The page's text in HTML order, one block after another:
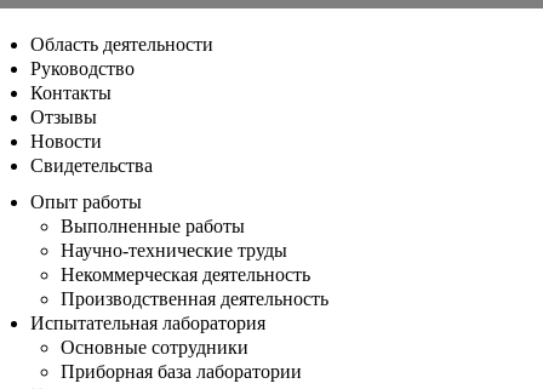
Область деятельности
Руководство
Контакты
Отзывы
Новости
Свидетельства
Опыт работы
Выполненные работы
Научно-технические труды
Некоммерческая деятельность
Производственная деятельность
Испытательная лаборатория
Основные сотрудники
Приборная база лаборатории